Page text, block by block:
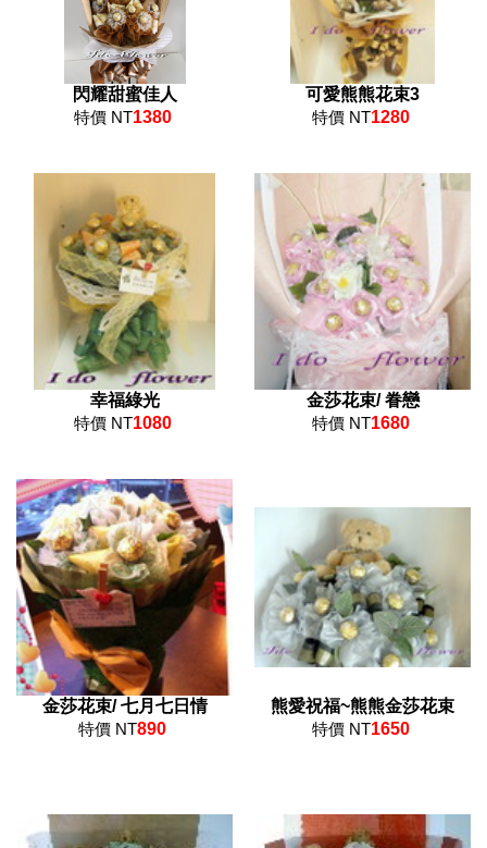
閃耀甜蜜佳人
特價 NT1380
可愛熊熊花束3
特價 NT1280
幸福綠光
特價 NT1080
金莎花束/ 眷戀
特價 NT1680
金莎花束/ 七月七日情
特價 NT890
熊愛祝福~熊熊金莎花束
特價 NT1650